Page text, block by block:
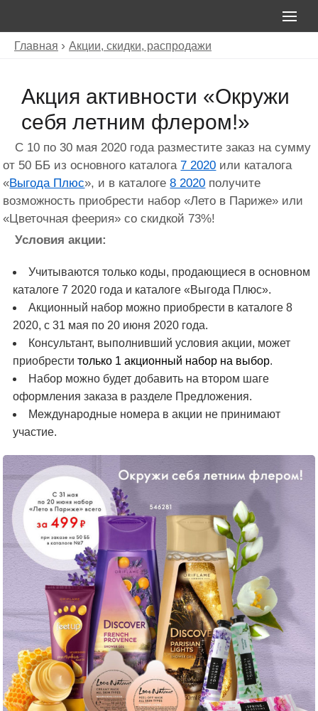
Главная Акции, скидки, распродажи
Акция активности «Окружи
себя летним флером!»
С 10 по 30 мая 2020 года разместите заказ на сумму
от 50 ББ из основного каталога7 2020 или каталога
«Выгода Плюс», и в каталоге8 2020 получите
возможность приобрести набор «Лето в Париже» или
«Цветочная феерия» со скидкой 73%!
Условия акции:
Учитываются только коды, продающиеся в основном
каталоге 7 2020 года и каталоге «Выгода Плюс».
Акционный набор можно приобрести в каталоге 8
2020, с 31 мая по 20 июня 2020 года.
Консультант, выполнивший условия акции, может
приобреститолько 1 акционный набор на выбор.
Набор можно будет добавить на втором шаге
оформления заказа в разделе Предложения.
Международные номера в акции не принимают
участие.